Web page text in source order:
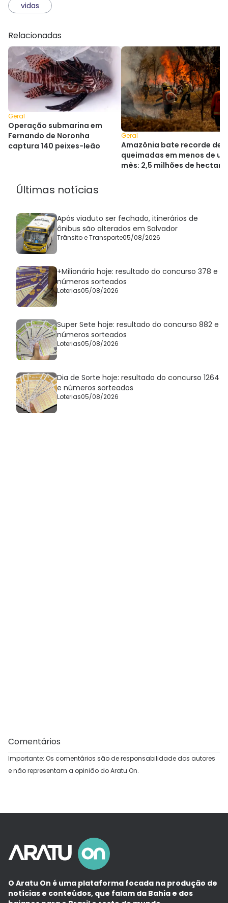
vidas
Relacionadas
Geral
Operação submarina em
Fernando de Noronha
captura 140 peixes-leão
Geral
Amazônia bate recorde de
queimadas em menos de um
mês: 2,5 milhões de
Últimas notícias
Após viaduto ser fechado, itinerários de
ônibus são alterados em Salvador
Trânsito e Transporte05/08/2026
+Milionária hoje: resultado do concurso 378 e
números sorteados
Loterias05/08/2026
Super Sete hoje: resultado do concurso 882 e
números sorteados
Loterias05/08/2026
Dia de Sorte hoje: resultado do concurso 1264
e números sorteados
Loterias05/08/2026
Comentários
Importante: Os comentários são de responsabilidade dos autores
e não representam a opinião do Aratu On.
O Aratu On é uma plataforma focada na produção de
notícias e conteúdos, que falam da Bahia e dos